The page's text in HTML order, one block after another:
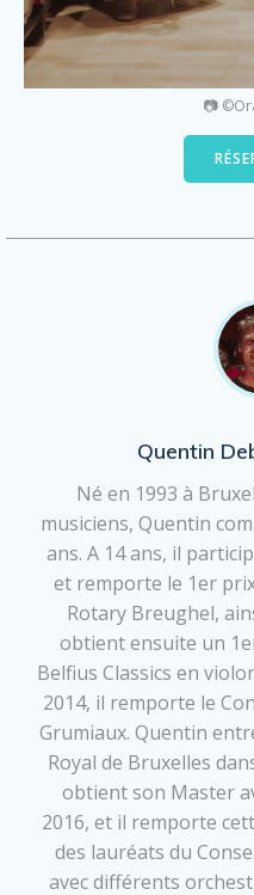
📷
Quentin
Né en 1993 à
musiciens, Quentin
ans. A 14 ans, il
et remporte le 1er
Rotary Breughel,
obtient ensuite un
Belfius Classics en
2014, il remporte le
Grumiaux. Quentin
Royal de Bruxelles
obtient son Master
2016, et il remporte
des lauréats du
avec différents